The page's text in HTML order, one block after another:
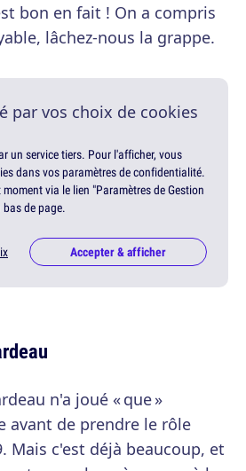
bon en fait ! On a compris
lâchez-nous la grappe.
par vos choix de cookies
un service tiers. Pour l'afficher, vous
dans vos paramètres de confidentialité.
via le lien "Paramètres de Gestion
de page.
Accepter & afficher
n'a joué « que »
avant de prendre le rôle
Mais c'est déjà beaucoup, et